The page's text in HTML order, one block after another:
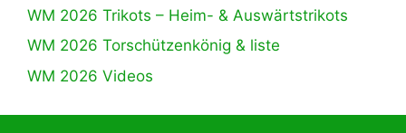
WM 2026 Trikots – Heim- & Auswärtstrikots
WM 2026 Torschützenkönig & liste
WM 2026 Videos